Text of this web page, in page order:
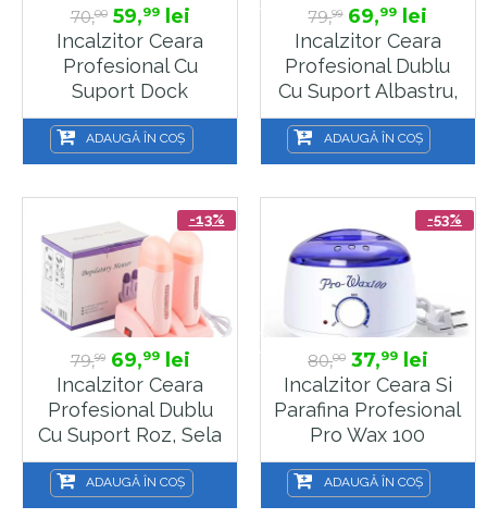
70,00 59,99lei
Incalzitor Ceara
Profesional Cu
Suport Dock
Albastru, Sela
ADAUGĂ ÎN COȘ
79,99 69,99 lei
Incalzitor Ceara
Profesional Dublu
Cu Suport Albastru,
Sela
ADAUGĂ ÎN COȘ
-13%
79,99 69,99lei
Incalzitor Ceara
Profesional Dublu
Cu Suport Roz, Sela
ADAUGĂ ÎN COȘ
-53%
80,00 37,99lei
Incalzitor Ceara Si
Parafina Profesional
Pro Wax 100
ADAUGĂ ÎN COȘ